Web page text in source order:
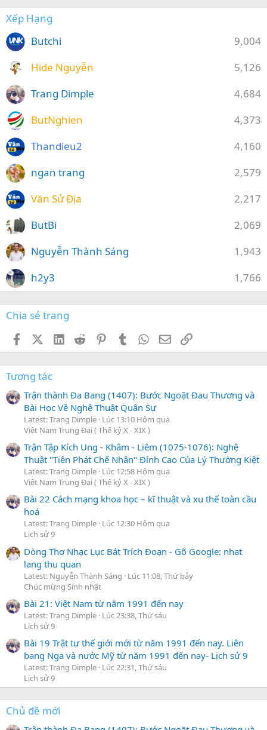
Xếp Hạng
9,004
Butchi
5,126
Hide Nguyễn
4,684
Trang Dimple
4,373
ButNghien
4,160
Thandieu2
2,579
ngan trang
2,217
Văn Sử Địa
2,069
ButBi
1,943
Nguyễn Thành Sáng
1,766
h2y3
Chia sẻ trang
FacebookX (Twitter)
LinkedIn
Reddit PinterestTumblr WhatsApp
EmailLink
Tương tác
Trận thành Đa Bang (1407): Bước Ngoặt Đau Thương và
Bài Học Về Nghệ Thuật Quân Sự
Latest: Trang Dimple Lúc 13:10 Hôm qua
Việt Nam Trung Đại ( Thế kỷ X - XIX )
Trận Tập Kích Ung - Khâm - Liêm (1075-1076): Nghệ
Thuật "Tiên Phát Chế Nhân" Đỉnh Cao Của Lý Thường Kiệt
Latest: Trang Dimple Lúc 12:58 Hôm qua
Việt Nam Trung Đại ( Thế kỷ X - XIX )
Bài 22 Cách mạng khoa học – kĩ thuật và xu thế toàn cầu
hoá
Latest: Trang Dimple Lúc 12:30 Hôm qua
Lịch sử 9
Dòng Thơ Nhạc Lục Bát Trích Đoạn - Gõ Google: nhat
lang thu quan
Latest: Nguyễn Thành Sáng
Lúc 11:08, Thứ bảy
Chúc mừng Sinh nhật
Bài 21: Việt Nam từ năm 1991 đến nay
Latest: Trang Dimple Lúc 23:38, Thứ sáu
Lịch sử 9
Bài 19 Trật tự thế giới mới từ năm 1991 đến nay. Liên
bang Nga và nước Mỹ từ năm 1991 đến nay- Lịch sử 9
Latest: Trang Dimple Lúc 22:31, Thứ sáu
Lịch sử 9
Chủ đề mới